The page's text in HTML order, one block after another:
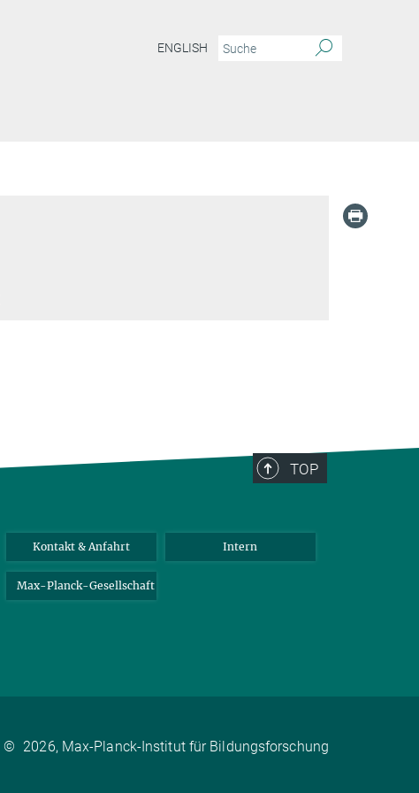
ENGLISH
TOP
Kontakt & Anfahrt Intern
Max-Planck-Gesellschaft
© 2026, Max-Planck-Institut für Bildungsforschung